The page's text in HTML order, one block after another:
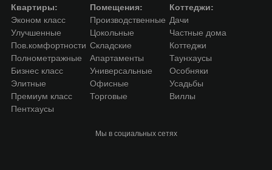
Квартиры:
Эконом класс
Улучшенные
Пов.комфортности
Полнометражные
Бизнес класс
Элитные
Премиум класс
Пентхаусы
Помещения:
Производственные
Цокольные
Складские
Апартаменты
Универсальные
Офисные
Торговые
Коттеджи:
Дачи
Частные дома
Коттеджи
Таунхаусы
Особняки
Усадьбы
Виллы
Мы в социальных сетях